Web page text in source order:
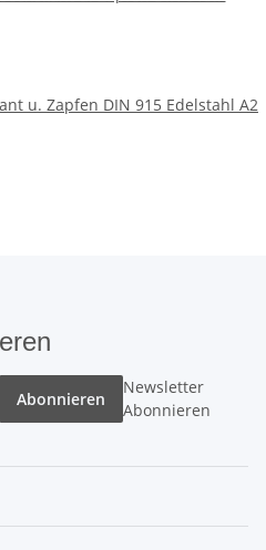
u. Zapfen DIN 915 Edelstahl A2
Abonnieren
Newsletter
Abonnieren